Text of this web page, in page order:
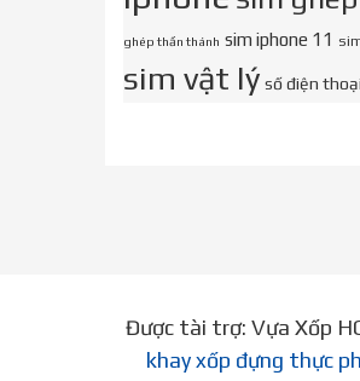
ghép thần thánh sim iphone 11
sim vật lý số điện thoại
Được tài trợ: Vựa Xốp
khay xốp đựng thực